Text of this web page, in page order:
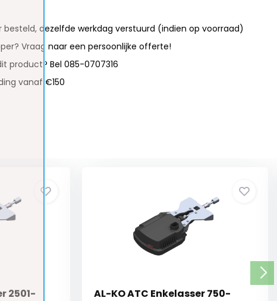
besteld, dezelfde werkdag verstuurd (indien op voorraad)
Vraag naar een persoonlijke offerte!
product? Bel 085-0707316
vanaf €150
2501-
AL-KO ATC Enkelasser 750-